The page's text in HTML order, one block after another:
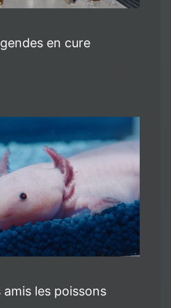
en cure
amis les poissons